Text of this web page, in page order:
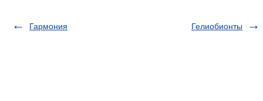
Гармония Гелиобионты